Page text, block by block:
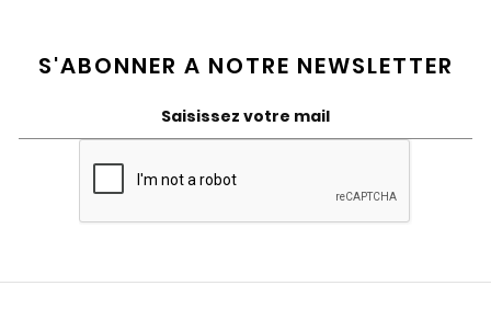
S'ABONNER A NOTRE NEWSLETTER